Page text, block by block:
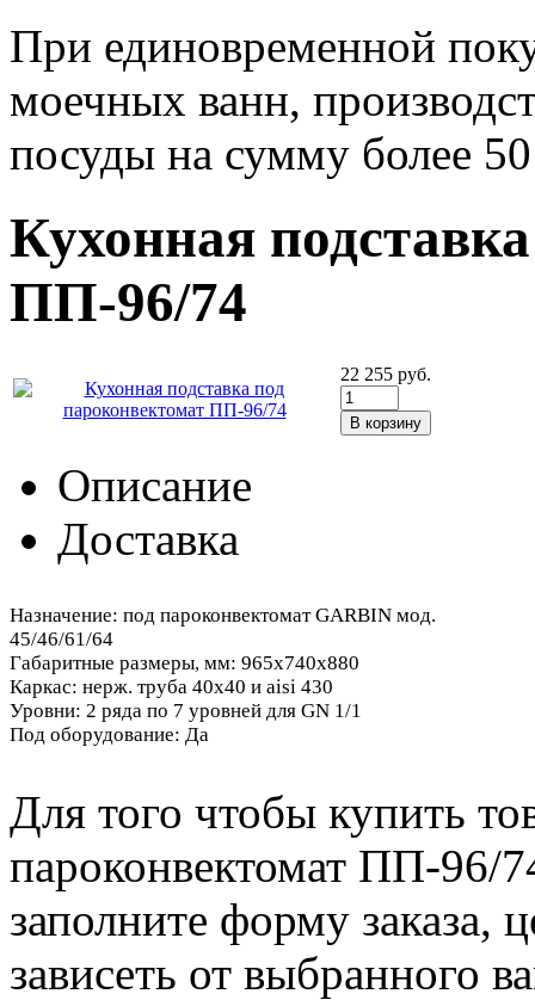
При единовременной
моечных ванн,
посуды на сумму более
Кухонная
ПП-96/74
22 255 руб.
Описание
Доставка
Назначение: под пароконвектомат GARBIN мод.
45/46/61/64
Габаритные размеры, мм: 965х740х880
Каркас: нерж. труба 40х40 и aisi 430
Уровни: 2 ряда по 7 уровней для GN 1/1
Под оборудование: Да
Для того чтобы купить
пароконвектомат ПП-96/
заполните форму заказа,
зависеть от выбранного